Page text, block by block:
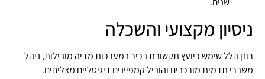
ניסיון מקצועי והשכלה
רונן הלל שימש כיועץ תקשורת בכיר במערכות מדיה מובילות, ניהל
משברי תדמית מורכבים והוביל קמפיינים דיגיטליים מצליחים.